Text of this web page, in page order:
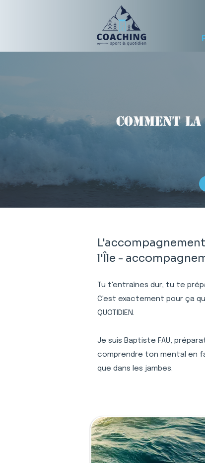
Comment
l'Île -
Tu t'entraînes dur, tu te
C'est exactement pour ça
QUOTIDIEN.
Je suis Baptiste FAU,
comprendre ton mental en
que dans les jambes.